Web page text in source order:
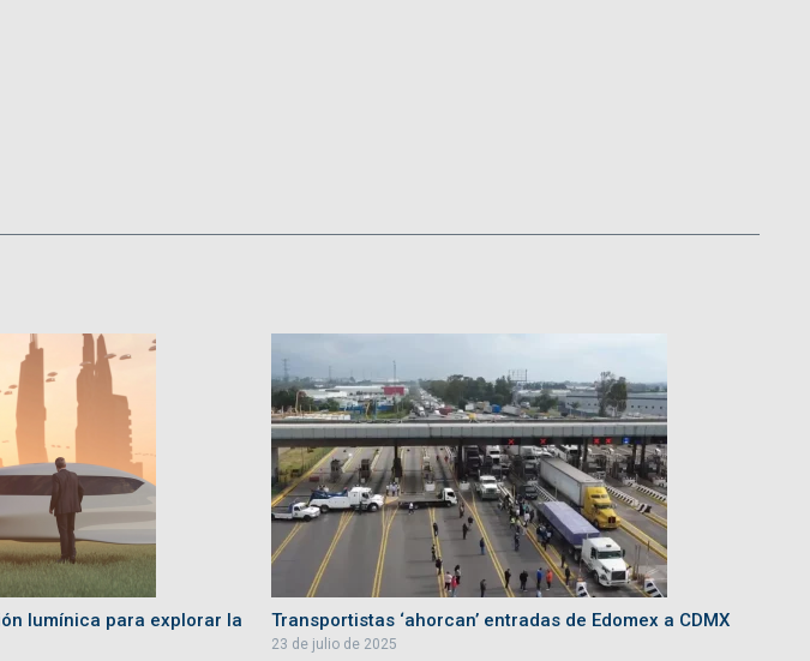
lumínica para explorar la
Transportistas ‘ahorcan’ entradas de Edomex a CDMX
23 de julio de 2025